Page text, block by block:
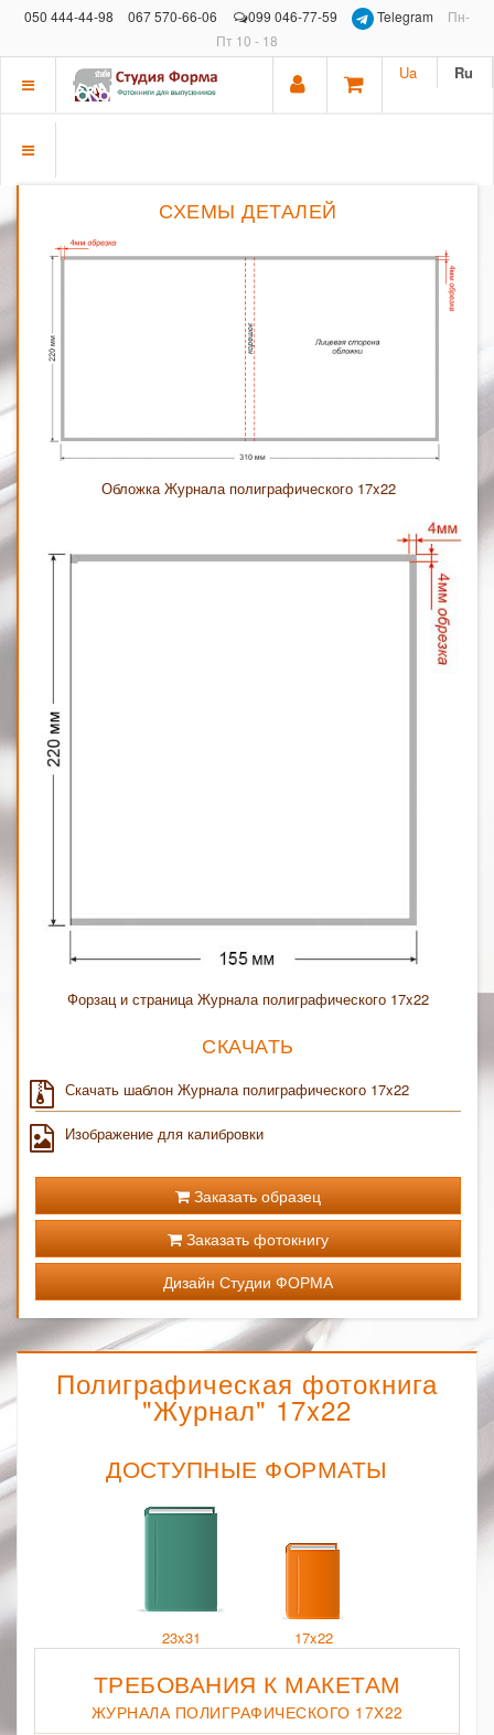
050 444-44-98 067 570-66-06 099 046-77-59 Telegram
Пн-
Пт 10 - 18
Показать
Ua Ru
Показать
СХЕМЫ ДЕТАЛЕЙ
Обложка Журнала полиграфического 17x22
Форзац и страница Журнала полиграфического 17x22
СКАЧАТЬ
Скачать шаблон Журнала полиграфического 17x22
Изображение для калибровки
Заказать образец
Заказать фотокнигу
Дизайн Студии ФОРМА
Полиграфическая фотокнига
"Журнал" 17x22
ДОСТУПНЫЕ ФОРМАТЫ
23x31 17x22
ТРЕБОВАНИЯ К МАКЕТАМ
ЖУРНАЛА ПОЛИГРАФИЧЕСКОГО 17X22